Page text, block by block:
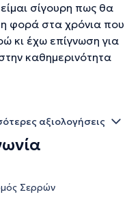
σίγουρη πως θα
φορά στα χρόνια που
κι έχω επίγνωση για
καθημερινότητα
αξιολογήσεις
Σερρών